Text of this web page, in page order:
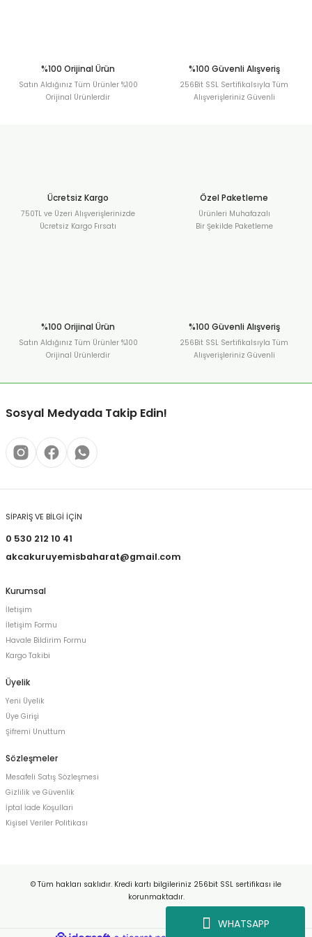
WHATSAPP
%100 Orijinal Ürün
Satın Aldığınız Tüm Ürünler %100
Orijinal Ürünlerdir
%100 Güvenli Alışveriş
256Bit SSL Sertifikalsıyla Tüm
Alışverişleriniz Güvenli
Ücretsiz Kargo
750TL ve Üzeri Alışverişlerinizde
Ücretsiz Kargo Fırsatı
Özel Paketleme
Ürünleri Muhafazalı
Bir Şekilde Paketleme
%100 Orijinal Ürün
Satın Aldığınız Tüm Ürünler %100
Orijinal Ürünlerdir
%100 Güvenli Alışveriş
256Bit SSL Sertifikalsıyla Tüm
Alışverişleriniz Güvenli
Sosyal Medyada Takip Edin!
SİPARİŞ VE BİLGİ İÇİN
0 530 212 10 41
akcakuruyemisbaharat@gmail.com
Kurumsal
İletişim
İletişim Formu
Havale Bildirim Formu
Kargo Takibi
Üyelik
Yeni Üyelik
Üye Girişi
Şifremi Unuttum
Sözleşmeler
Mesafeli Satış Sözleşmesi
Gizlilik ve Güvenlik
İptal İade Koşullari
Kişisel Veriler Politikası
© Tüm hakları saklıdır. Kredi kartı bilgileriniz 256bit SSL sertifikası ile
korunmaktadır.